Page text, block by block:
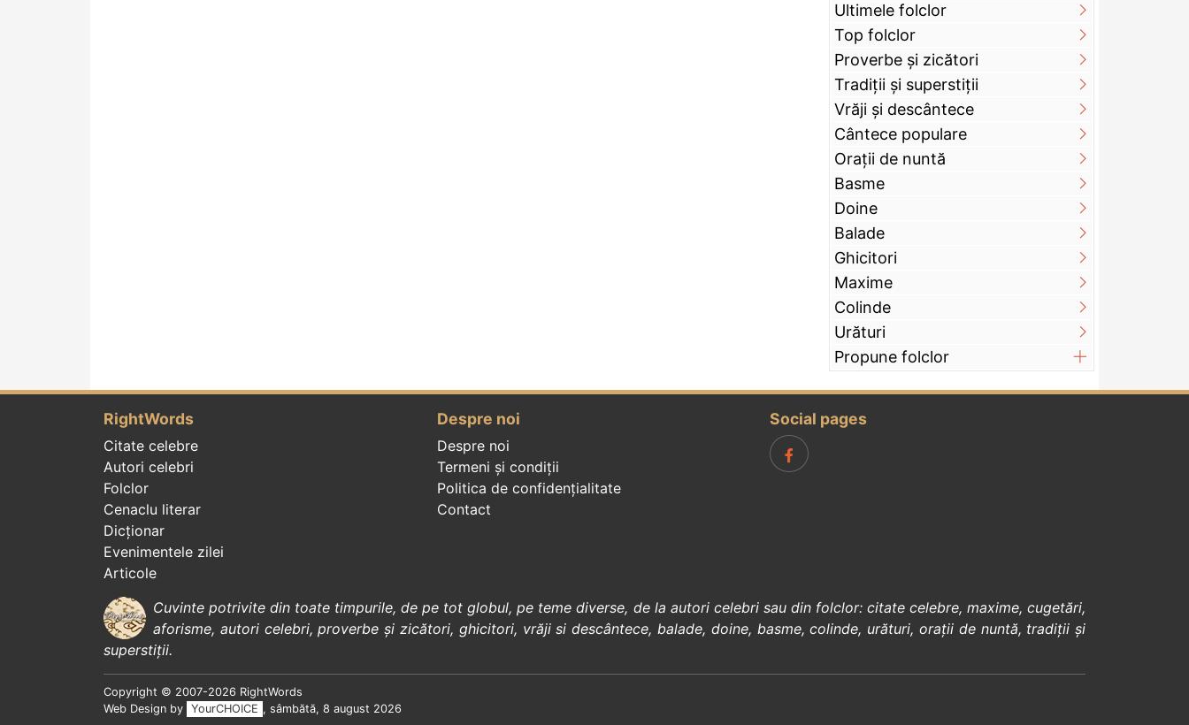
Ultimele folclor
Top folclor
Proverbe și zicători
Tradiții și superstiții
Vrăji și descântece
Cântece populare
Orații de nuntă
Basme
Doine
Balade
Ghicitori
Maxime
Colinde
Urături
Propune folclor
RightWords
Citate celebre
Autori celebri
Folclor
Cenaclu literar
Dicționar
Evenimentele zilei
Articole
Despre noi
Despre noi
Termeni și condiții
Politica de confidenţialitate
Contact
Social pages
Cuvinte potrivite din toate timpurile, de pe tot globul, pe teme diverse, de la autori celebrisau din folclor: citate celebre, maxime,cugetări,
aforisme, autori celebri,proverbe și zicători, ghicitori, vrăji si descântece, balade, doine, basme,colinde, urături, orații de nuntă, tradiții și
superstiții.
Copyright © 2007-2026 RightWords
Web Design by
YourCHOICE , sâmbătă, 8 august 2026